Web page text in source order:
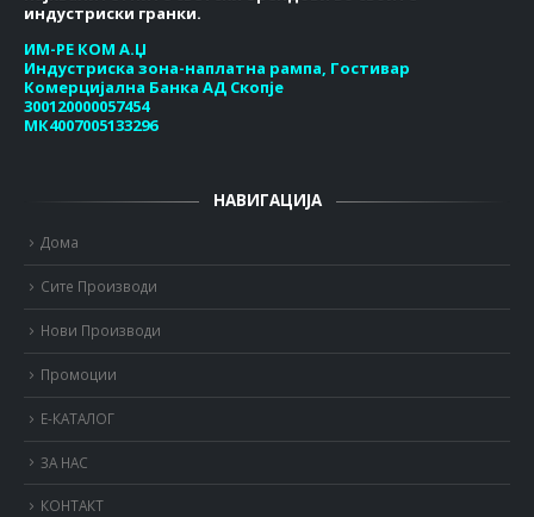
индустриски гранки.
ИМ-РЕ КОМ А.Џ
Индустриска зона-наплатна рампа, Гостивар
Комерцијална Банка АД Скопје
300120000057454
МК4007005133296
НАВИГАЦИЈА
Дома
Сите Производи
Нови Производи
Промоции
Е-КАТАЛОГ
ЗА НАС
КОНТАКТ